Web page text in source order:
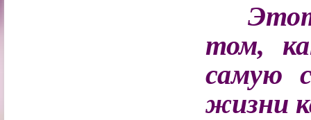
Этот
том,
самую
жизни